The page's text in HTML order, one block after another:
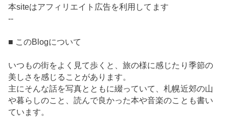
本siteはアフィリエイト広告を利用してます
--
■ このBlogについて
いつもの街をよく見て歩くと、旅の様に感じたり季節の
美しさを感じることがあります。
主にそんな話を写真とともに綴っていて、札幌近郊の山
や暮らしのこと、読んで良かった本や音楽のことも書い
ています。